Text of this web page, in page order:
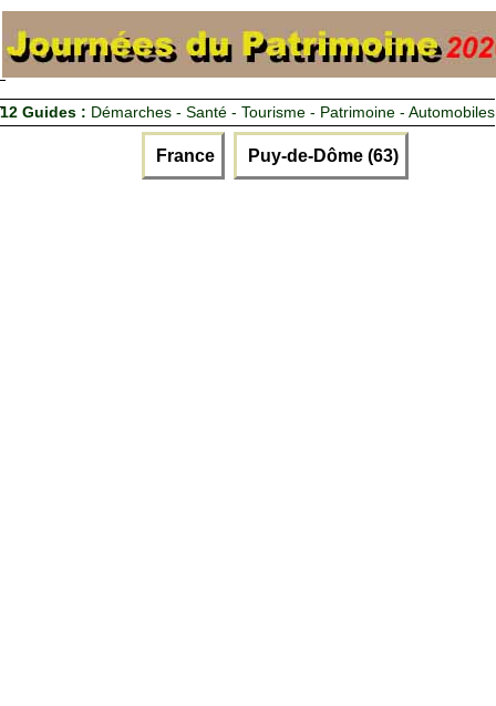
12 Guides : Démarches - Santé - Tourisme - Patrimoine - Automobiles
France Puy-de-Dôme (63)